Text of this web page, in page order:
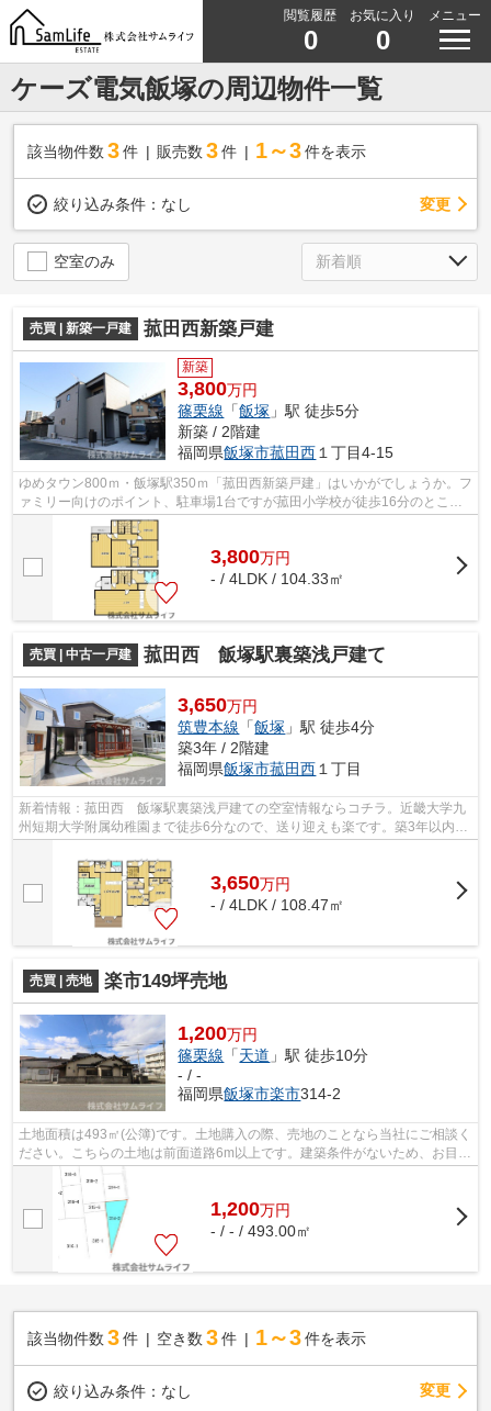
閲覧履歴
0
お気に入り
0
メニュー
ケーズ電気飯塚の周辺物件一覧
該当物件数 3件 販売数 3 件 1～3 件を表示
絞り込み条件： なし 変更
空室のみ
売買 | 新築一戸建 菰田西新築戸建
新築
3,800万円
篠栗線 「飯塚 」駅 徒歩5分
新築 / 2階建
福岡県飯塚市菰田西１丁目4-15
ゆめタウン800ｍ・飯塚駅350ｍ「菰田西新築戸建」はいかがでしょうか。フ
ァミリー向けのポイント、駐車場1台ですが菰田小学校が徒歩16分のところ
にあります。IHクッキングヒーター付き...
3,800万円
- / 4LDK / 104.33㎡
売買 | 中古一戸建 菰田西 飯塚駅裏築浅戸建て
3,650万円
筑豊本線 「飯塚 」駅 徒歩4分
築3年 / 2階建
福岡県飯塚市菰田西１丁目
新着情報：菰田西 飯塚駅裏築浅戸建ての空室情報ならコチラ。近畿大学九
州短期大学附属幼稚園まで徒歩6分なので、送り迎えも楽です。築3年以内の
3,650万円
- / 4LDK / 108.47㎡
売買 | 売地 楽市149坪売地
1,200万円
篠栗線 「天道 」駅 徒歩10分
- / -
福岡県飯塚市楽市314-2
土地面積は493㎡(公簿)です。土地購入の際、売地のことなら当社にご相談く
ださい。こちらの土地は前面道路6m以上です。建築条件がないため、お目当
ての建築会社やハウスメーカーで、思...
1,200万円
- / - / 493.00㎡
該当物件数 3件 空き数 3 件 1～3 件を表示
絞り込み条件： なし 変更